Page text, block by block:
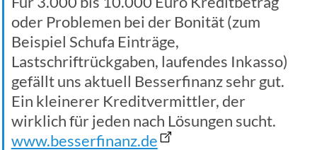
oder Problemen bei der Bonität (zum
Beispiel Schufa Einträge,
Lastschriftrückgaben, laufendes Inkasso)
gefällt uns aktuell Besserfinanz sehr gut.
Ein kleinerer Kreditvermittler, der
wirklich für jeden nach Lösungen sucht.
www.besserfinanz.de